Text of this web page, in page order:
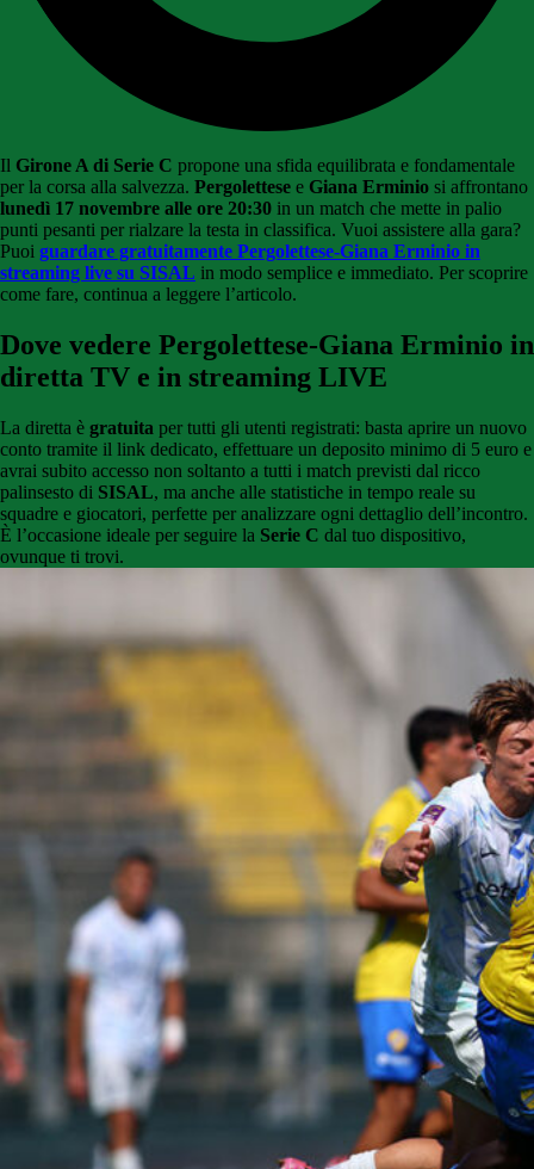
Il Girone A di Serie C propone una sfida equilibrata e fondamentale
per la corsa alla salvezza. Pergolettese e Giana Erminio si affrontano
lunedì 17 novembre alle ore 20:30 in un match che mette in palio
punti pesanti per rialzare la testa in classifica. Vuoi assistere alla gara?
Puoi guardare gratuitamente Pergolettese-Giana Erminio in
streaming live su SISAL in modo semplice e immediato. Per scoprire
come fare, continua a leggere l’articolo.
Dove vedere Pergolettese-Giana Erminio in
diretta TV e in streaming LIVE
La diretta è gratuita per tutti gli utenti registrati: basta aprire un nuovo
conto tramite il link dedicato, effettuare un deposito minimo di 5 euro e
avrai subito accesso non soltanto a tutti i match previsti dal ricco
palinsesto di SISAL, ma anche alle statistiche in tempo reale su
squadre e giocatori, perfette per analizzare ogni dettaglio dell’incontro.
È l’occasione ideale per seguire la Serie C dal tuo dispositivo,
ovunque ti trovi.